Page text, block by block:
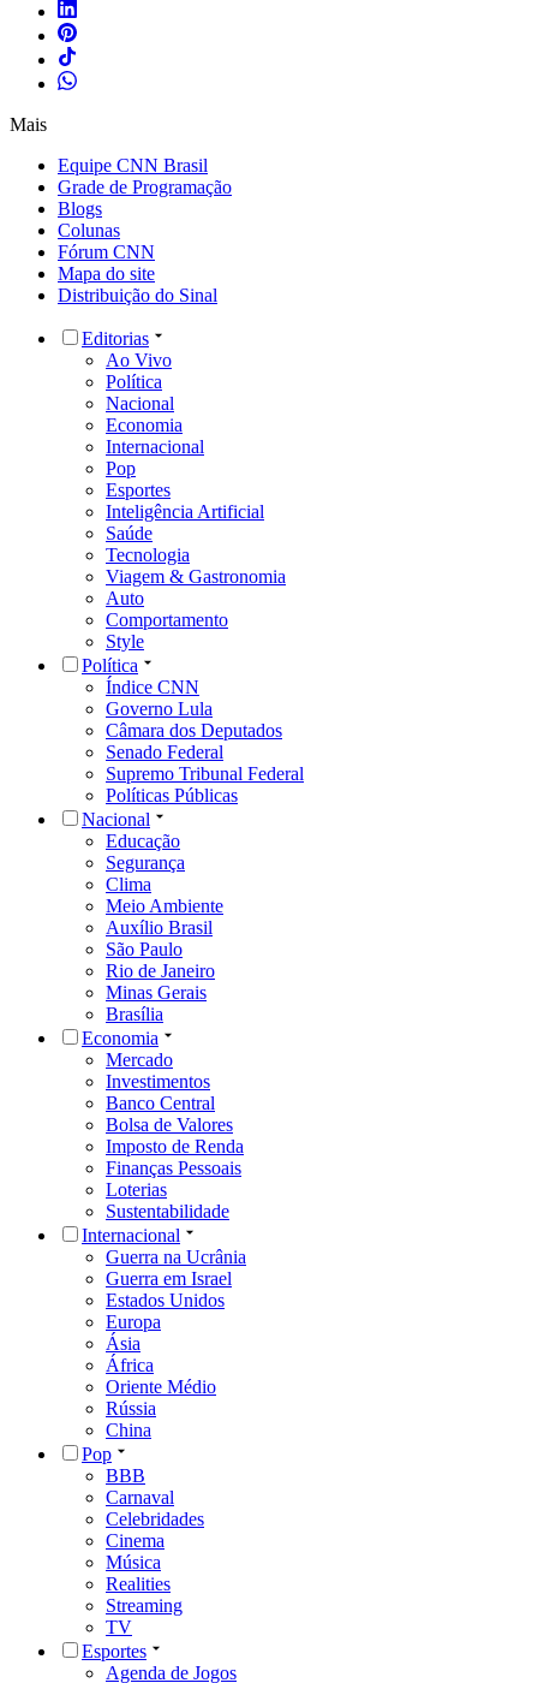
Mais
Equipe CNN Brasil
Grade de Programação
Blogs
Colunas
Fórum CNN
Mapa do site
Distribuição do Sinal
Editorias
Ao Vivo
Política
Nacional
Economia
Internacional
Pop
Esportes
Inteligência Artificial
Saúde
Tecnologia
Viagem & Gastronomia
Auto
Comportamento
Style
Política
Índice CNN
Governo Lula
Câmara dos Deputados
Senado Federal
Supremo Tribunal Federal
Políticas Públicas
Nacional
Educação
Segurança
Clima
Meio Ambiente
Auxílio Brasil
São Paulo
Rio de Janeiro
Minas Gerais
Brasília
Economia
Mercado
Investimentos
Banco Central
Bolsa de Valores
Imposto de Renda
Finanças Pessoais
Loterias
Sustentabilidade
Internacional
Guerra na Ucrânia
Guerra em Israel
Estados Unidos
Europa
Ásia
África
Oriente Médio
Rússia
China
Pop
BBB
Carnaval
Celebridades
Cinema
Música
Realities
Streaming
TV
Esportes
Agenda de Jogos